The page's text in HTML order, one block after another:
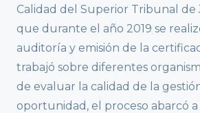
Calidad del Superior Tribunal de
que durante el año 2019 se
auditoría y emisión de la
trabajó sobre diferentes
de evaluar la calidad de la
oportunidad, el proceso abarcó a